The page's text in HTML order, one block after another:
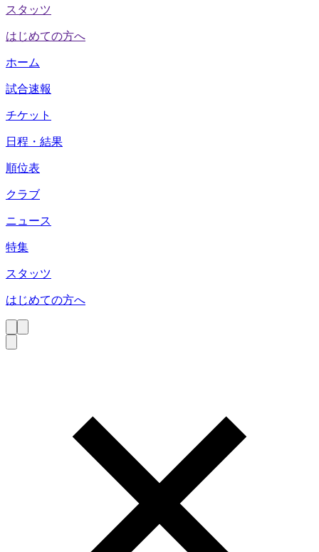
スタッツ
はじめての方へ
ホーム
試合速報
チケット
日程・結果
順位表
クラブ
ニュース
特集
スタッツ
はじめての方へ